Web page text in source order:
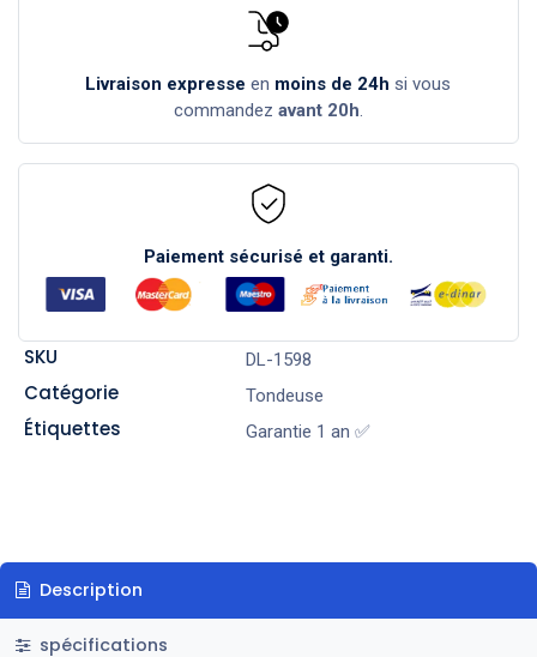
Livraison expresse en moins de 24h si vous
commandez avant 20h.
Paiement sécurisé et garanti.
SKU DL-1598
Catégorie Tondeuse
Étiquettes Garantie 1 an ✅
Description
spécifications